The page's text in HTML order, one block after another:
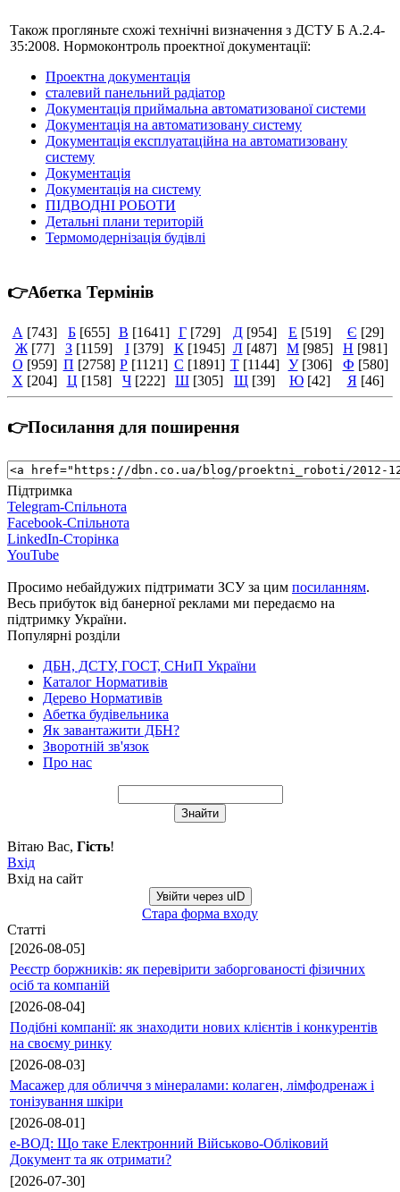
Також прогляньте схожі технічні визначення з ДСТУ Б А.2.4-
35:2008. Нормоконтроль проектної документації:
Проектна документація
сталевий панельний радіатор
Документація приймальна автоматизованої системи
Документація на автоматизовану систему
Документація експлуатаційна на автоматизовану
систему
Документація
Документація на систему
ПІДВОДНІ РОБОТИ
Детальні плани територій
Термомодернізація будівлі
👉Абетка Термінів
А [743] Б [655] В [1641] Г [729] Д [954] Е [519] Є [29]
Ж [77] З [1159] І [379] К [1945] Л [487] М [985] Н [981]
О [959] П [2758] Р [1121] С [1891] Т [1144] У [306] Ф [580]
Х [204] Ц [158] Ч [222] Ш [305] Щ [39] Ю [42] Я [46]
👉Посилання для поширення
Підтримка
Telegram-Спільнота
Facebook-Спільнота
LinkedIn-Сторінка
YouTube
Просимо небайдужих підтримати ЗСУ за цим посиланням.
Весь прибуток від банерної реклами ми передаємо на
підтримку України.
Популярні розділи
ДБН, ДСТУ, ГОСТ, СНиП України
Каталог Нормативів
Дерево Нормативів
Абетка будівельника
Як завантажити ДБН?
Зворотній зв'язок
Про нас
Вітаю Вас, Гість!
Вхід
Вхід на сайт
Увійти через uID
Стара форма входу
Статті
[2026-08-05]
Реєстр боржників: як перевірити заборгованості фізичних
осіб та компаній
[2026-08-04]
Подібні компанії: як знаходити нових клієнтів і конкурентів
на своєму ринку
[2026-08-03]
Масажер для обличчя з мінералами: колаген, лімфодренаж і
тонізування шкіри
[2026-08-01]
е-ВОД: Що таке Електронний Військово-Обліковий
Документ та як отримати?
[2026-07-30]